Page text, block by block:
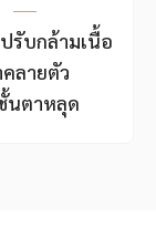
รับกล้ามเนื้อ
ลายตัว
นตาหลุด